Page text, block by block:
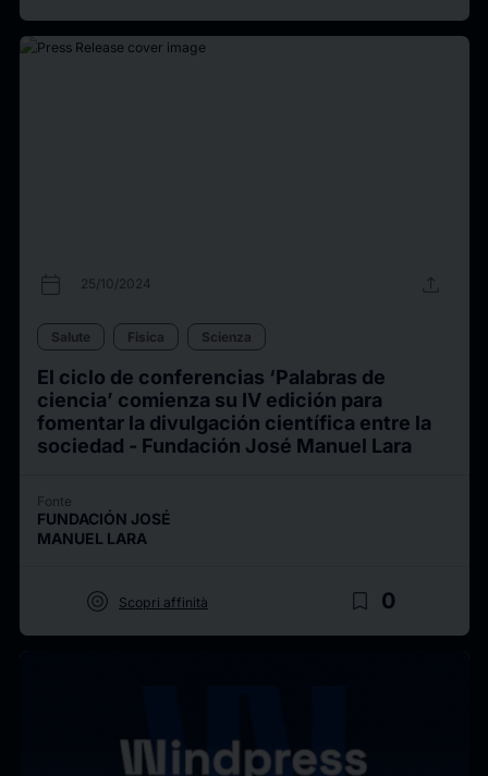
calendar_today 25/10/2024 upload
Salute Fisica Scienza
El ciclo de conferencias ‘Palabras de
ciencia’ comienza su IV edición para
fomentar la divulgación científica entre la
sociedad - Fundación José Manuel Lara
Fonte
FUNDACIÓN JOSÉ
MANUEL LARA
target Scopri affinità bookmark_border 0